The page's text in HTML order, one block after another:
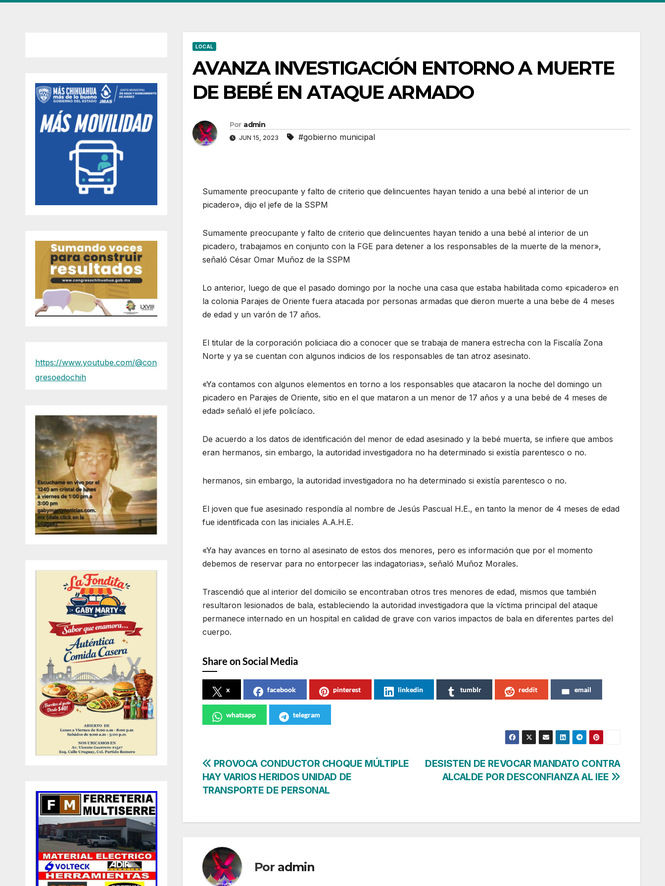
https://www.youtube.com/@con
gresoedochih
LOCAL
AVANZA INVESTIGACIÓN ENTORNO A MUERTE
DE BEBÉ EN ATAQUE ARMADO
Por admin
JUN 15, 2023 #gobierno municipal
Sumamente preocupante y falto de criterio que delincuentes hayan tenido a una bebé al interior de un
picadero», dijo el jefe de la SSPM
Sumamente preocupante y falto de criterio que delincuentes hayan tenido a una bebé al interior de un
picadero, trabajamos en conjunto con la FGE para detener a los responsables de la muerte de la menor»,
señaló César Omar Muñoz de la SSPM
Lo anterior, luego de que el pasado domingo por la noche una casa que estaba habilitada como «picadero» en
la colonia Parajes de Oriente fuera atacada por personas armadas que dieron muerte a una bebe de 4 meses
de edad y un varón de 17 años.
El titular de la corporación policiaca dio a conocer que se trabaja de manera estrecha con la Fiscalía Zona
Norte y ya se cuentan con algunos indicios de los responsables de tan atroz asesinato.
«Ya contamos con algunos elementos en torno a los responsables que atacaron la noche del domingo un
picadero en Parajes de Oriente, sitio en el que mataron a un menor de 17 años y a una bebé de 4 meses de
edad» señaló el jefe policíaco.
De acuerdo a los datos de identificación del menor de edad asesinado y la bebé muerta, se infiere que ambos
eran hermanos, sin embargo, la autoridad investigadora no ha determinado si existía parentesco o no.
hermanos, sin embargo, la autoridad investigadora no ha determinado si existía parentesco o no.
El joven que fue asesinado respondía al nombre de Jesús Pascual H.E., en tanto la menor de 4 meses de edad
fue identificada con las iniciales A.A.H.E.
«Ya hay avances en torno al asesinato de estos dos menores, pero es información que por el momento
debemos de reservar para no entorpecer las indagatorias», señaló Muñoz Morales.
Trascendió que al interior del domicilio se encontraban otros tres menores de edad, mismos que también
resultaron lesionados de bala, estableciendo la autoridad investigadora que la víctima principal del ataque
permanece internado en un hospital en calidad de grave con varios impactos de bala en diferentes partes del
cuerpo.
Share on Social Media
x facebook pinterest linkedin tumblr reddit email
whatsapp telegram
Navegación
de
DESISTEN DE REVOCAR MANDATO CONTRA
ALCALDE POR DESCONFIANZA AL IEE
PROVOCA CONDUCTOR CHOQUE MÚLTIPLE
HAY VARIOS HERIDOS UNIDAD DE
TRANSPORTE DE PERSONAL
Por admin